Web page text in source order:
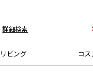
詳細検索
リビング コス